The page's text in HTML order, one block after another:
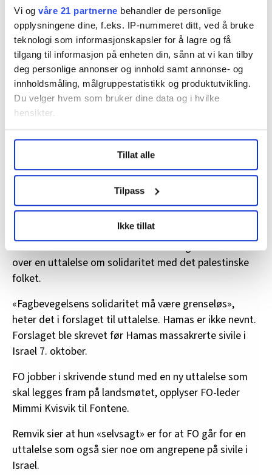
Vi og våre 21 partnerne behandler de personlige
opplysningene dine, f.eks. IP-nummeret ditt, ved å bruke
teknologi som informasjonskapsler for å lagre og få
tilgang til informasjon på enheten din, sånn at vi kan tilby
deg personlige annonser og innhold samt annonse- og
innholdsmåling, målgruppestatistikk og produktutvikling.
Du velger hvem som bruker dine data og i hvilke
hensikter.
Undermer infokan du lese om hvordan dine personlige
data behandles og hvordan du kan velge hvordan de skal
brukes. Du kan hele tiden endre eller trekke tilbake ditt
samtykke fra erklæringen om informasjonskapsler.
LO Medias publikasjoner frifagbevegelse.no, hk-nytt.no
og fontene.no bruker informasjonskapsler (cookies) for å
lære hvordan våre nettsider blir brukt slik at vi tilby
relevant innhold, tilpassede annonser og utarbeide
statistikk.
nettstedet med LO Medias egne samarbeidspartnere
innenfor analyse og annonsering. Disse er angitt i
oversikten lengre ned på denne siden.
Tillat alle
Tilpass
Ikke tillat
Leder Mimmi Kvisvik i FO var blant dem som gikk inn
for full boikott. Professor Torkel Brekkemener LOs
Israel-boikott sprer hat mot jøder.
Oddrun Remvik står på FOs linje her.
– Jeg er glad for at FO er av de mest radikale
Hun tok fram Palestina-skjerfet igjen etter den 7.
oktober.
– Da Israel begynte bombingen av Gaza begynte jeg å
gå med skjerfet mitt igjen. Det var helt naturlig, jeg
har støttet Palestina gjennom mange år.
På FO-landsmøtet denne uka skal delegatene stemme
over en uttalelse om solidaritet med det palestinske
folket.
«Fagbevegelsens solidaritet må være grenseløs»,
heter det i forslaget til uttalelse. Hamas er ikke nevnt.
Forslaget ble skrevet før Hamas massakrerte sivile i
Israel 7. oktober.
FO jobber i skrivende stund med en ny uttalelse som
skal legges fram på landsmøtet, opplyser FO-leder
Mimmi Kvisvik til Fontene.
Remvik sier at hun «selvsagt» er for at FO går for en
uttalelse som også sier noe om angrepene på sivile i
Israel.